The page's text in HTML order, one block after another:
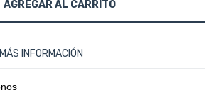
MÁS INFORMACIÓN